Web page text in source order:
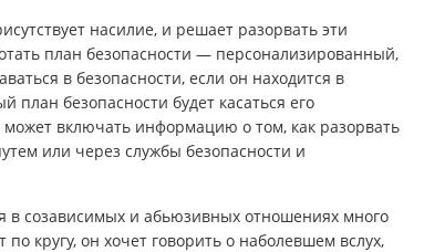
насилие, и решает разорвать эти
план безопасности — персонализированный,
в безопасности, если он находится в
план безопасности будет касаться его
включать информацию о том, как разорвать
или через службы безопасности и
в созависимых и абьюзивных отношениях много
кругу, он хочет говорить о наболевшем вслух,